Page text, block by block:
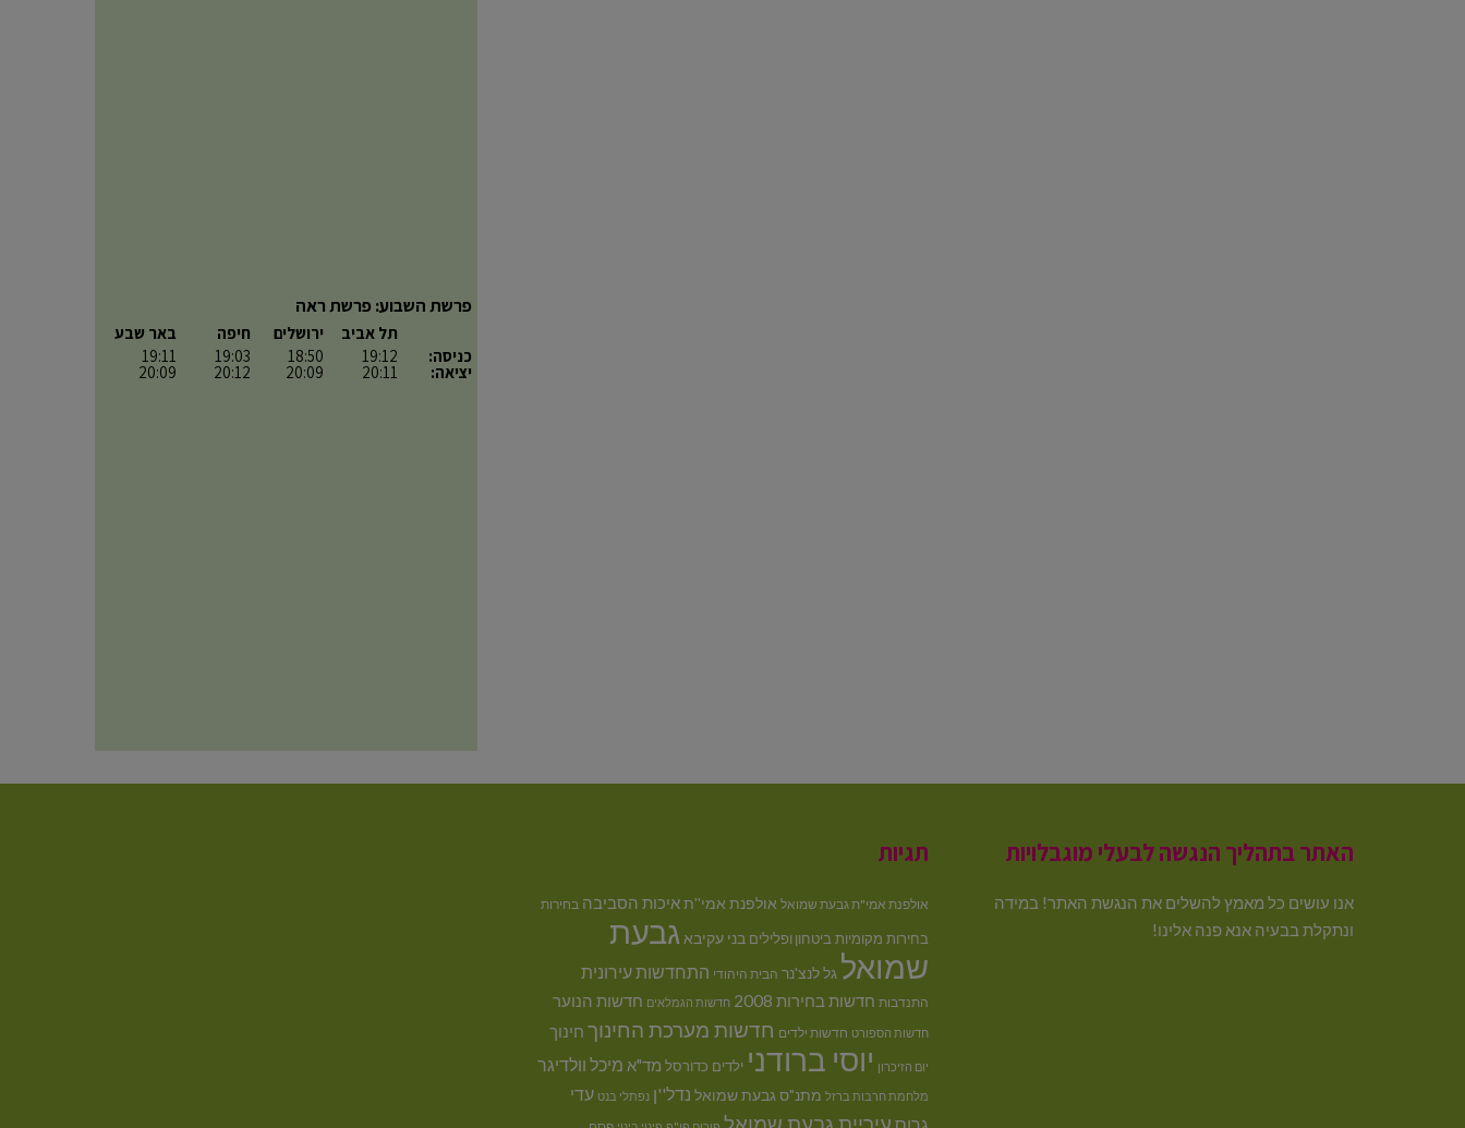
פרשת השבוע: פרשת ראה
כניסה:
יציאה:
תל אביב
19:12
20:11
ירושלים
18:50
20:09
חיפה
19:03
20:12
באר שבע
19:11
20:09
האתר בתהליך הנגשה לבעלי מוגבלויות
אנו עושים כל מאמץ להשלים את הנגשת האתר! במידה
ונתקלת בבעיה אנא פנה אלינו!
תגיות
אולפנת אמי"ת גבעת שמואל אולפנת אמי''תאיכות הסביבה בחירות
בחירות מקומיות ביטחון ופלילים בני עקיבא גבעת
שמואל גל לנצ'נר הבית היהודי התחדשות עירונית
התנדבות חדשות בחירות 2008 חדשות הגמלאים חדשות הנוער
חדשות הספורט חדשות ילדים חדשות מערכת החינוך חינוך
יום הזיכרון יוסי ברודני ילדים כדורסל מד"א מיכל וולדיגר
מלחמת חרבות ברזל מתנ"ס גבעת שמואל נדל''ן נפתלי בנט עדי